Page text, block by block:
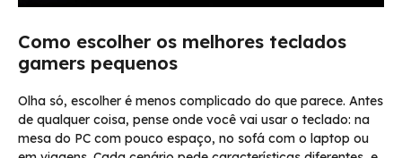
Como escolher os melhores teclados
gamers pequenos
Olha só, escolher é menos complicado do que parece. Antes
de qualquer coisa, pense onde você vai usar o teclado: na
mesa do PC com pouco espaço, no sofá com o laptop ou